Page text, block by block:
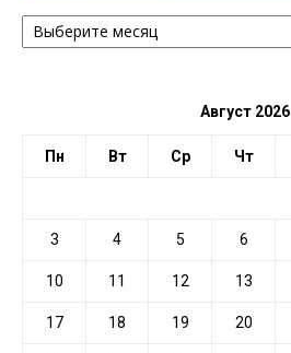
АРХИВ
ПО
Август 2026
Пн Вт Ср Чт
3 4 5 6
10 11 12 13
17 18 19 20